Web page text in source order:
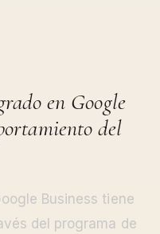
en Google
del
Business tiene
del programa de